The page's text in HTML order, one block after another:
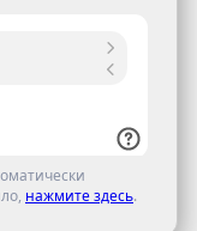
нажмите здесь.